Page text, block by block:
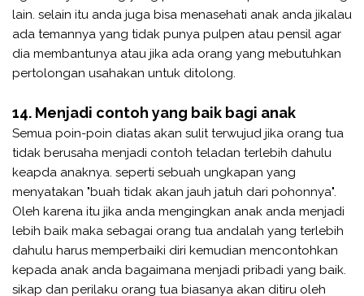
lain. selain itu anda juga bisa menasehati anak anda jikalau
ada temannya yang tidak punya pulpen atau pensil agar
dia membantunya atau jika ada orang yang mebutuhkan
pertolongan usahakan untuk ditolong.
14. Menjadi contoh yang baik bagi anak
Semua poin-poin diatas akan sulit terwujud jika orang tua
tidak berusaha menjadi contoh teladan terlebih dahulu
keapda anaknya. seperti sebuah ungkapan yang
menyatakan "buah tidak akan jauh jatuh dari pohonnya".
Oleh karena itu jika anda mengingkan anak anda menjadi
lebih baik maka sebagai orang tua andalah yang terlebih
dahulu harus memperbaiki diri kemudian mencontohkan
kepada anak anda bagaimana menjadi pribadi yang baik.
sikap dan perilaku orang tua biasanya akan ditiru oleh